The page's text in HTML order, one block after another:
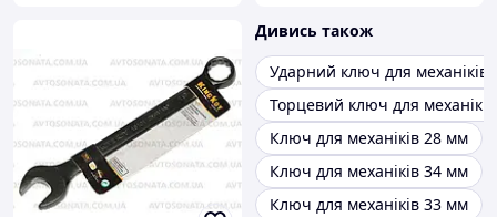
Дивись також
Ударний ключ для механіків
Торцевий ключ для механіків
Ключ для механіків 28 мм
Ключ для механіків 34 мм
Ключ для механіків 33 мм